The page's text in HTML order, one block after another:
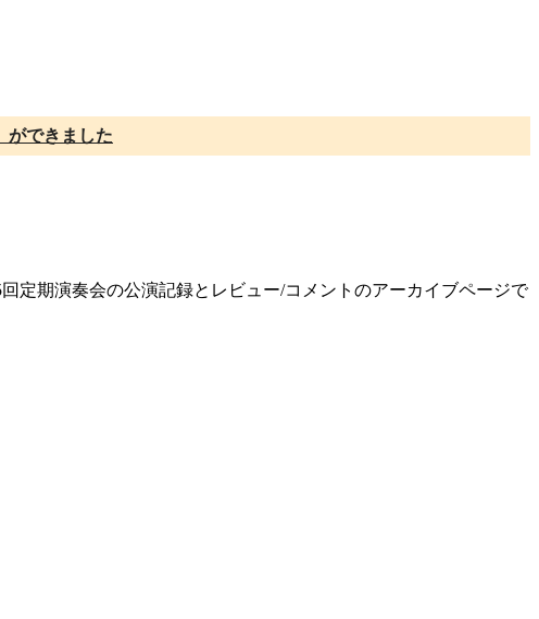
ができました
定期演奏会の公演記録とレビュー/コメントのアーカイブページで